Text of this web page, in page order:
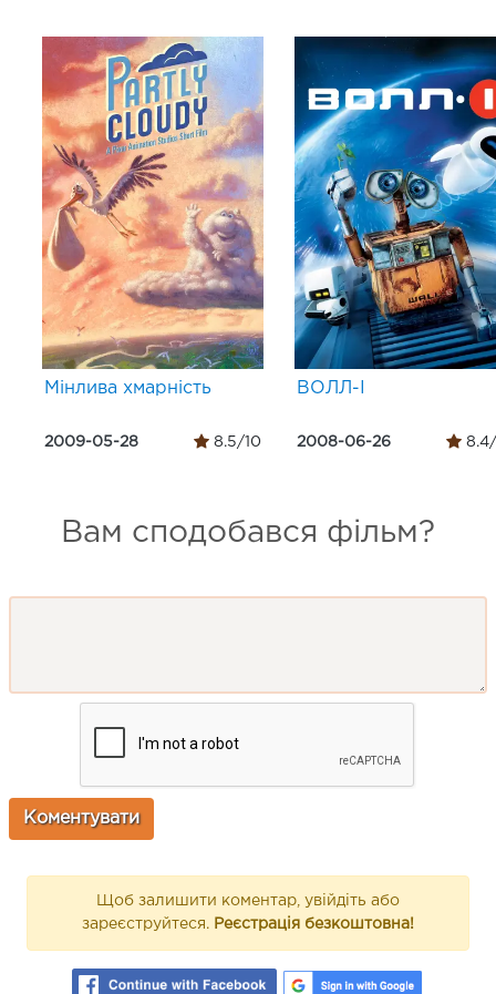
Мінлива хмарність
2009-05-28 8.5/10
ВОЛЛ-І
2008-06-26 8.4/
Вам сподобався фільм?
Щоб залишити коментар, увійдіть або
зареєструйтеся. Реєстрація безкоштовна!